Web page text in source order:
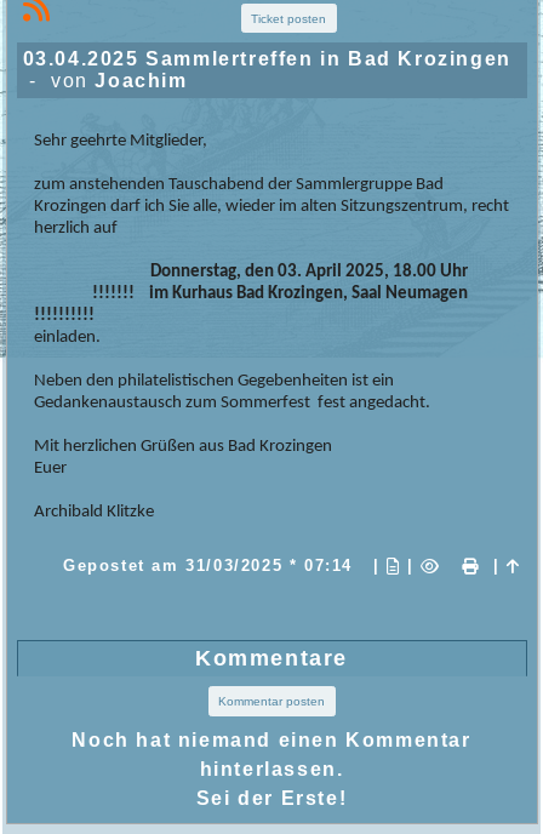
Ticket posten
03.04.2025 Sammlertreffen in Bad Krozingen
- vonJoachim
Sehr geehrte Mitglieder,
zum anstehenden Tauschabend der Sammlergruppe Bad
Krozingen darf ich Sie alle, wieder im alten Sitzungszentrum, recht
herzlich auf
Donnerstag, den 03. April 2025, 18.00 Uhr
!!!!!!! im Kurhaus Bad Krozingen, Saal Neumagen
!!!!!!!!!!
einladen.
Neben den philatelistischen Gegebenheiten ist ein
Gedankenaustausch zum Sommerfest fest angedacht.
Mit herzlichen Grüßen aus Bad Krozingen
Euer
Archibald Klitzke
Gepostet am 31/03/2025 * 07:14 |
Kommentare
Kommentar posten
Noch hat niemand einen Kommentar
hinterlassen.
Sei der Erste!